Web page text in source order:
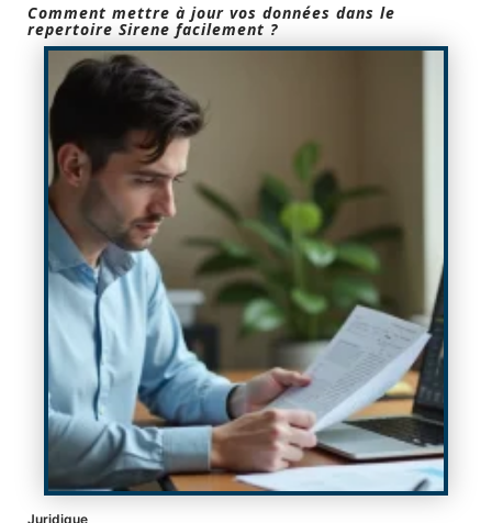
Comment mettre à jour vos données dans le
repertoire Sirene facilement ?
Juridique